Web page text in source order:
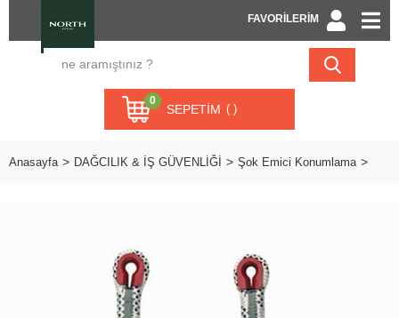
FAVORİLERİM
SEPETIM
0
Anasayfa DAĞCILIK & İŞ GÜVENLİĞİ Şok Emici Konumlama